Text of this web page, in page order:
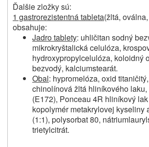
Ďalšie zložky sú:
1 gastrorezistentná tableta(žltá,
obsahuje:
Jadro tablety: uhličitan sodný
mikrokryštalická celulóza,
hydroxypropylcelulóza, koloidný
bezvodý, kalciumstearát.
Obal: hypromelóza, oxid
chinolínová žltá hliníkového
(E172), Ponceau 4R hliníkový
kopolymér metakrylovej kyseliny
(1:1), polysorbat 80,
trietylcitrát.